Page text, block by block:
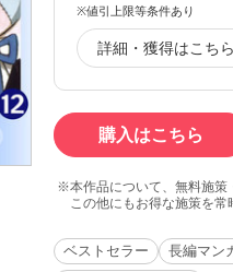
※値引上限等条件あり
詳細・獲得はこちら
購入はこちら
本作品について、無料施策
この他にもお得な施策を
ベストセラー 長編マン